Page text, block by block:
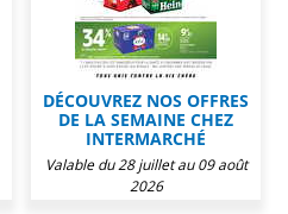
DÉCOUVREZ NOS OFFRES
DE LA SEMAINE CHEZ
INTERMARCHÉ
Valable du 28 juillet au 09 août
2026